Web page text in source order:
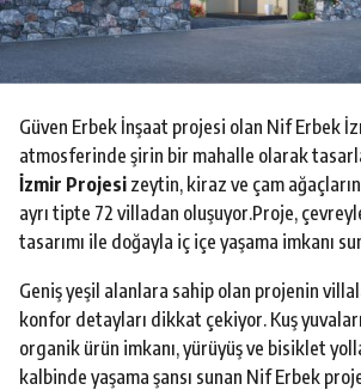
o
Güven Erbek İnşaat projesi olan Nif Erbek
atmosferinde şirin bir mahalle olarak
İzmir Projesi zeytin, kiraz ve çam
ayrı tipte 72 villadan oluşuyor.Proje,
tasarımı ile doğayla iç içe yaşama imkanı
Geniş yeşil alanlara sahip olan projenin
konfor detayları dikkat çekiyor. Kuş
organik ürün imkanı, yürüyüş ve bisiklet
kalbinde yaşama şansı sunan Nif Erbek